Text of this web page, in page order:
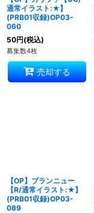
通常イラスト:★】
(PRB01収録)OP03-
060
50円(税込)
募集数4枚
売却する
【OP】ブランニュー
【R/通常イラスト:★】
(PRB01収録)OP03-
089